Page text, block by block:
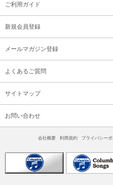
ご利用ガイド
新規会員登録
メールマガジン登録
よくあるご質問
サイトマップ
お問い合わせ
会社概要 利用規約 プライバシー